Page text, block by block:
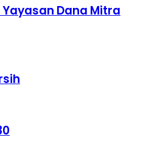
Dana Mitra